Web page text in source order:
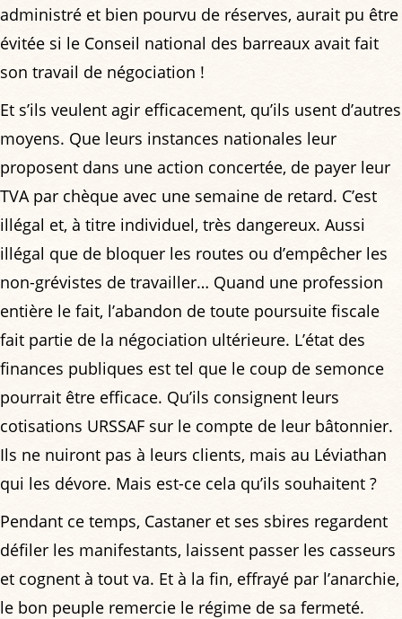
administré et bien pourvu de réserves, aurait pu être
évitée si le Conseil national des barreaux avait fait
son travail de négociation !
Et s’ils veulent agir efficacement, qu’ils usent d’autres
moyens. Que leurs instances nationales leur
proposent dans une action concertée, de payer leur
TVA par chèque avec une semaine de retard. C’est
illégal et, à titre individuel, très dangereux. Aussi
illégal que de bloquer les routes ou d’empêcher les
non-grévistes de travailler… Quand une profession
entière le fait, l’abandon de toute poursuite fiscale
fait partie de la négociation ultérieure. L’état des
finances publiques est tel que le coup de semonce
pourrait être efficace. Qu’ils consignent leurs
cotisations URSSAF sur le compte de leur bâtonnier.
Ils ne nuiront pas à leurs clients, mais au Léviathan
qui les dévore. Mais est-ce cela qu’ils souhaitent ?
Pendant ce temps, Castaner et ses sbires regardent
défiler les manifestants, laissent passer les casseurs
et cognent à tout va. Et à la fin, effrayé par l’anarchie,
le bon peuple remercie le régime de sa fermeté.